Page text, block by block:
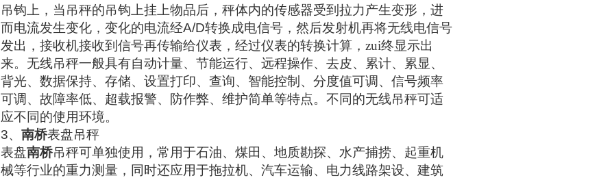
吊钩上，当吊秤的吊钩上挂上物品后，秤体内的传感器受到拉力产生变形，进
而电流发生变化，变化的电流经A/D转换成电信号，然后发射机再将无线电信号
发出，接收机接收到信号再传输给仪表，经过仪表的转换计算，zui终显示出
来。无线吊秤一般具有自动计量、节能运行、远程操作、去皮、累计、累显、
背光、数据保持、存储、设置打印、查询、智能控制、分度值可调、信号频率
可调、故障率低、超载报警、防作弊、维护简单等特点。不同的无线吊秤可适
应不同的使用环境。
3、 南桥表盘吊秤
表盘南桥吊秤可单独使用，常用于石油、煤田、地质勘探、水产捕捞、起重机
械等行业的重力测量，同时还应用于拖拉机、汽车运输、电力线路架设、建筑